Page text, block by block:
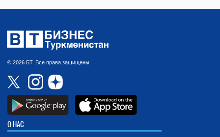
© 2026 БТ. Все права защищены.
О НАС